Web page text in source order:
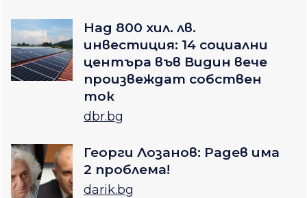
Над 800 хил. лв.
инвестиция: 14 социални
центъра във Видин вече
произвеждат собствен
ток
dbr.bg
Георги Лозанов: Радев има
2 проблема!
darik.bg